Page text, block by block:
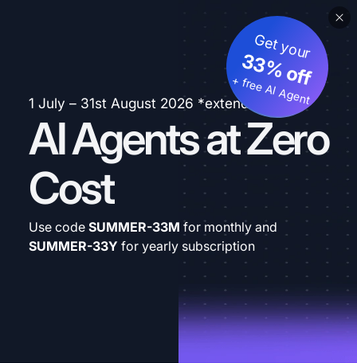
1 July – 31st August 2026 *extended
AI Agents at Zero
Cost
Get your
33% off
+ free AI Agent
Use code SUMMER-33M for monthly and
SUMMER-33Y for yearly subscription